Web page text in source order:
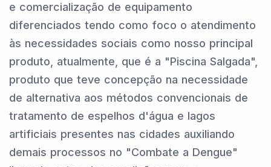
e comercialização de equipamento
diferenciados tendo como foco o atendimento
às necessidades sociais como nosso principal
produto, atualmente, que é a "Piscina Salgada",
produto que teve concepção na necessidade
de alternativa aos métodos convencionais de
tratamento de espelhos d'água e lagos
artificiais presentes nas cidades auxiliando
demais processos no "Combate a Dengue"